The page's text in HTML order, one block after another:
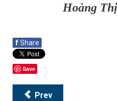
Hoàng
f Share
Save
Prev